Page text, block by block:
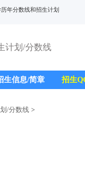
年分数线和招生计划
计划/分数线
生信息/简章 招生
/分数线 >